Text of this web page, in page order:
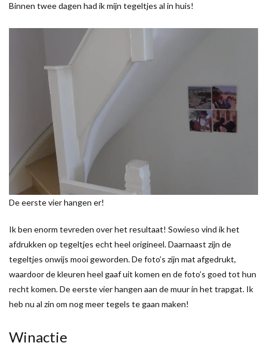
Binnen twee dagen had ik mijn tegeltjes al in huis!
De eerste vier hangen er!
Ik ben enorm tevreden over het resultaat! Sowieso vind ik het
afdrukken op tegeltjes echt heel origineel. Daarnaast zijn de
tegeltjes onwijs mooi geworden. De foto’s zijn mat afgedrukt,
waardoor de kleuren heel gaaf uit komen en de foto’s goed tot hun
recht komen. De eerste vier hangen aan de muur in het trapgat. Ik
heb nu al zin om nog meer tegels te gaan maken!
Winactie